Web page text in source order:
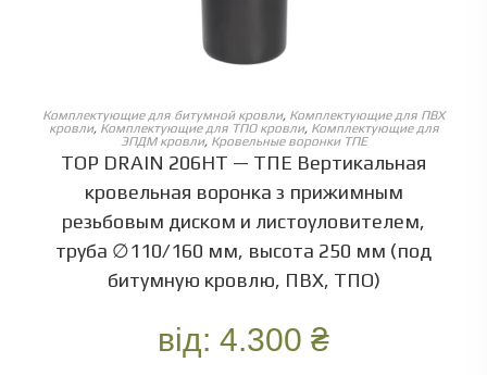
ОБЕРІТЬ ОПЦІЇ
Комплектующие для битумной кровли, Комплектующие для ПВХ
кровли, Комплектующие для ТПО кровли, Комплектующие для
ЭПДМ кровли, Кровельные воронки ТПЕ
TOP DRAIN 206HT — ТПЕ Вертикальная
кровельная воронка з прижимным
резьбовым диском и листоуловителем,
труба ∅110/160 мм, высота 250 мм (под
битумную кровлю, ПВХ, ТПО)
від: 4.300 ₴